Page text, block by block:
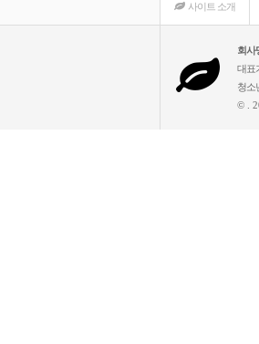
사이트 소개
회사
대표
청소
© .